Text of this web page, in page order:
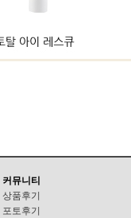
커뮤니티
상품후기
포토후기